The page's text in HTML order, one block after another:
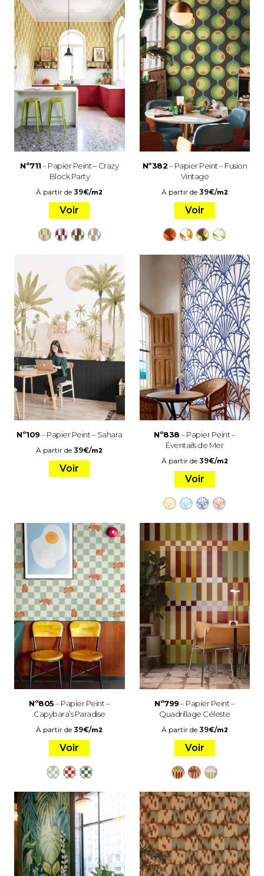
Nº711– Papier Peint – Crazy
Block Party
À partir de39€/m2
Voir
Nº382– Papier Peint – Fusion
Vintage
À partir de 39€/m2
Voir
Nº109– Papier Peint – Sahara
À partir de39€/m2
Voir
Nº838– Papier Peint –
Éventails de Mer
À partir de 39€/m2
Voir
Nº805– Papier Peint –
Capybara’s Paradise
À partir de39€/m2
Voir
Nº799– Papier Peint –
Quadrillage Céleste
À partir de 39€/m2
Voir